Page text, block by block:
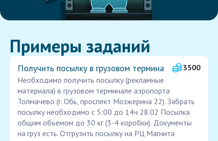
Примеры заданий
Получить посылку в грузовом термина
3500
Необходимо получить посылку (рекламные
материала) в грузовом терминале аэропорта
Толмачево (г. Обь, проспект Мозжерина 22). Забрать
посылку необходимо с 5:00 до 14ч 28.02 Посылка
общим объемом до 30 кг (3-4 коробки). Документы
на груз есть. Отгрузить посылку на РЦ Магнита